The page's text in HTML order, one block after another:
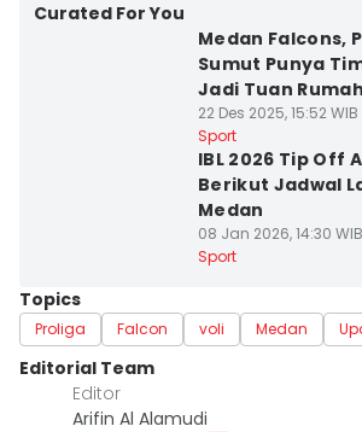
Curated For You
Medan Falcons,
Sumut Punya
Jadi Tuan Rumah
22 Des 2025, 15:52 WIB
Sport
IBL 2026 Tip Off
Berikut Jadwal
Medan
08 Jan 2026, 14:30 WIB
Sport
Topics
Proliga Falcon voli Medan
Editorial Team
Editor
Arifin Al Alamudi